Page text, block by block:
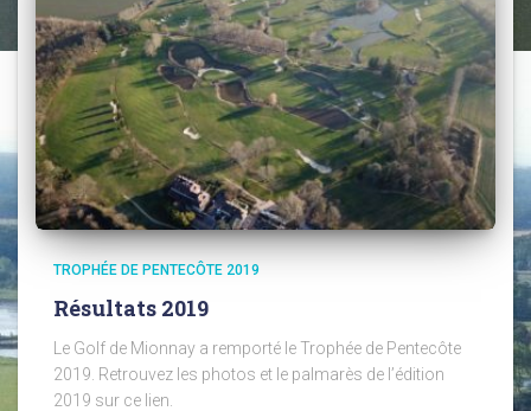
TROPHÉE DE PENTECÔTE 2019
Résultats 2019
Le Golf de Mionnay a remporté le Trophée de Pentecôte
2019. Retrouvez les photos et le palmarès de l’édition
2019 sur ce lien.